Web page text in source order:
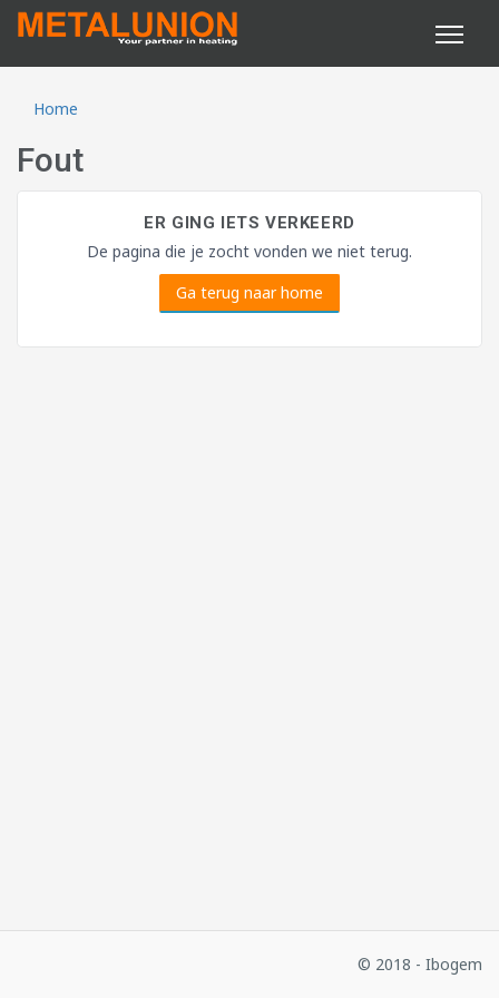
Home
Fout
ER GING IETS VERKEERD
De pagina die je zocht vonden we niet terug.
Ga terug naar home
© 2018 - Ibogem